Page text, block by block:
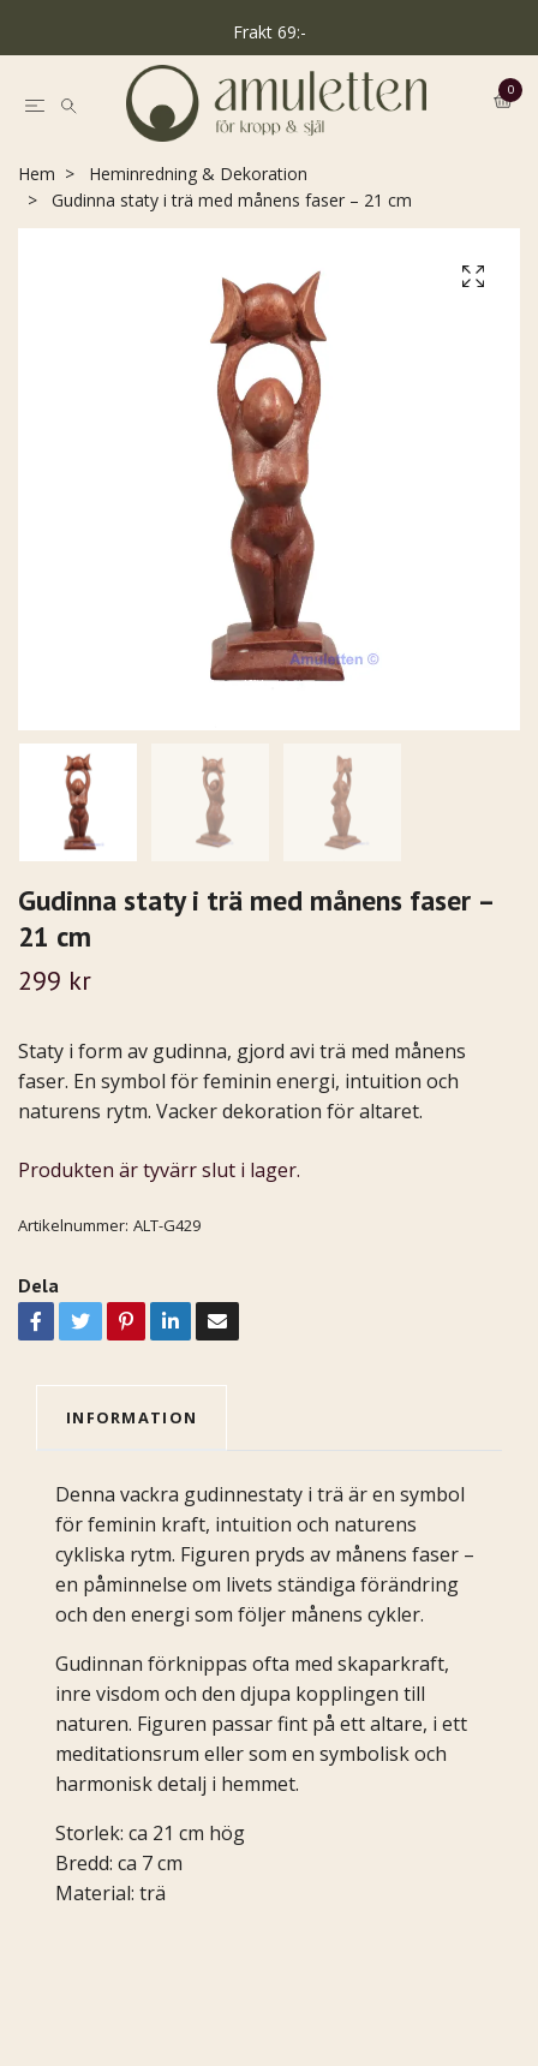
Frakt 69:-
0
Hem
Heminredning & Dekoration
Gudinna staty i trä med månens faser – 21 cm
Gudinna staty i trä med månens faser –
21 cm
299 kr
Staty i form av gudinna, gjord avi trä med månens
faser. En symbol för feminin energi, intuition och
naturens rytm. Vacker dekoration för altaret.
Produkten är tyvärr slut i lager.
Artikelnummer: ALT-G429
Dela
INFORMATION
Denna vackra gudinnestaty i trä är en symbol
för feminin kraft, intuition och naturens
cykliska rytm. Figuren pryds av månens faser –
en påminnelse om livets ständiga förändring
och den energi som följer månens cykler.
Gudinnan förknippas ofta med skaparkraft,
inre visdom och den djupa kopplingen till
naturen. Figuren passar fint på ett altare, i ett
meditationsrum eller som en symbolisk och
harmonisk detalj i hemmet.
Storlek: ca 21 cm hög
Bredd: ca 7 cm
Material: trä